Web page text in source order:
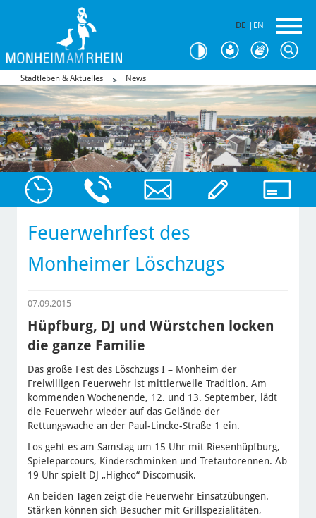
DE EN
Stadtleben & Aktuelles News
Feuerwehrfest des
Monheimer Löschzugs
07.09.2015
Hüpfburg, DJ und Würstchen locken
die ganze Familie
Das große Fest des Löschzugs I – Monheim der
Freiwilligen Feuerwehr ist mittlerweile Tradition. Am
kommenden Wochenende, 12. und 13. September, lädt
die Feuerwehr wieder auf das Gelände der
Rettungswache an der Paul-Lincke-Straße 1 ein.
Los geht es am Samstag um 15 Uhr mit Riesenhüpfburg,
Spieleparcours, Kinderschminken und Tretautorennen. Ab
19 Uhr spielt DJ „Highco“ Discomusik.
An beiden Tagen zeigt die Feuerwehr Einsatzübungen.
Stärken können sich Besucher mit Grillspezialitäten,